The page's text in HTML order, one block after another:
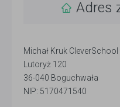
Adres
Michał Kruk CleverSchool
Lutoryż 120
36-040 Boguchwała
NIP: 5170471540